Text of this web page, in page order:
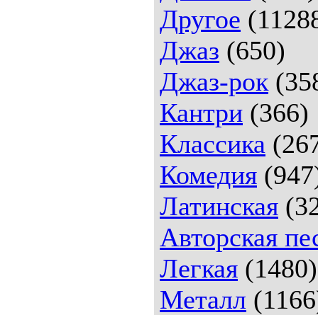
Другое
Джаз (650)
Джаз-рок
Кантри (366)
Классика
Комедия
Латинская
Авторская
Легкая (1480)
Металл